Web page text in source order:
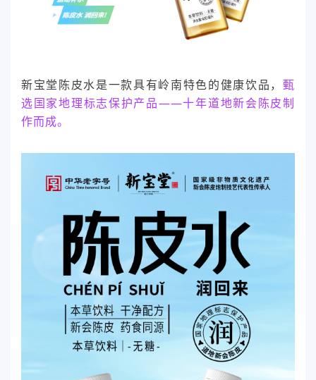
新宝堂陈皮水是一款具有岭南特色的健康饮品， 甄
选国家地理标志保护产品——十年道地新会陈皮制
作而成。